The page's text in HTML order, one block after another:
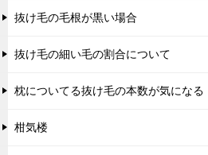
抜け毛の毛根が黒い場合
抜け毛の細い毛の割合について
枕についてる抜け毛の本数が気になる
柑気楼